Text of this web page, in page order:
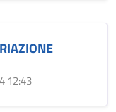
12:43